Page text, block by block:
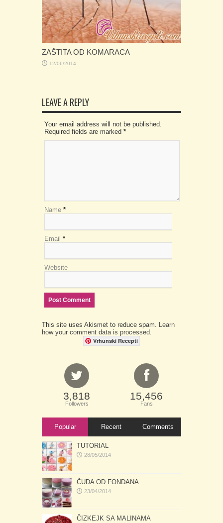
ZAŠTITA OD KOMARACA
12/06/2014
LEAVE A REPLY
Your email address will not be published.
Required fields are marked *
Name *
Email *
Website
This site uses Akismet to reduce spam. Learn
how your comment data is processed.
Vrhunski Recepti
3,818
Followers
15,456
Fans
Popular Recent Comments
TUTORIAL
28/05/2014
ČUDA OD FONDANA
23/04/2014
ČIZKEJK SA MALINAMA